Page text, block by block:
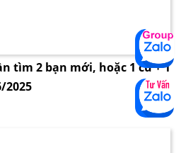
tìm 2 bạn mới, hoặc 1 cũ + 1
2025